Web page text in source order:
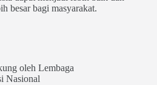
besar bagi masyarakat.
oleh Lembaga
Nasional